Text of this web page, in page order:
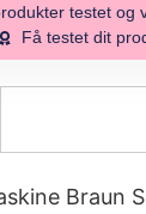
testet og
Få testet dit
Braun